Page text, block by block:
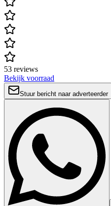
53 reviews
Bekijk voorraad
Stuur bericht naar adverteerder